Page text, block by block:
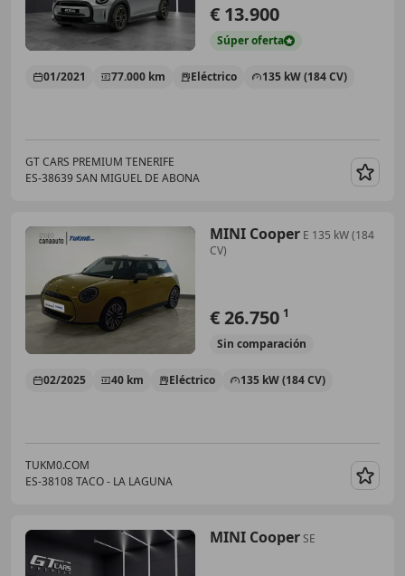
€ 13.900
Súperoferta
01/2021 77.000 km Eléctrico 135 kW (184 CV)
GT CARS PREMIUM TENERIFE
ES-38639 SAN MIGUEL DE ABONA
MINI Cooper E 135 kW (184
CV)
€ 26.750 1
Sin comparación
02/2025 40 km Eléctrico 135 kW (184 CV)
TUKM0.COM
ES-38108 TACO - LA LAGUNA
MINI CooperSE